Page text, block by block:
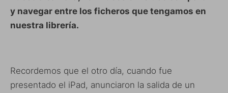
y navegar entre los ficheros que tengamos en
nuestra librería.
Recordemos que el otro día, cuando fue
presentado el iPad, anunciaron la salida de un